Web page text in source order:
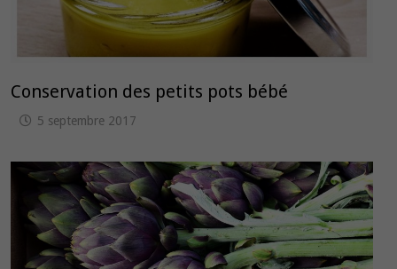
Conservation des petits pots bébé
5 septembre 2017